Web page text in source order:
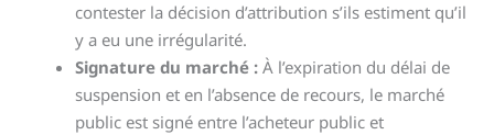
contester la décision d’attribution s’ils estiment qu’il
y a eu une irrégularité.
Signature du marché : À l’expiration du délai de
suspension et en l’absence de recours, le marché
public est signé entre l’acheteur public et